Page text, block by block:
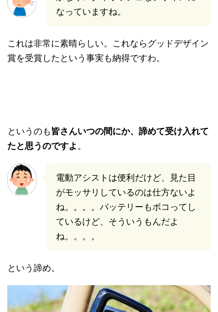
なっていますね。
これは非常に素晴らしい。これならグッドデザイン
賞を受賞したという事実も納得ですわ。
というのも皆さんいつの間にか、諦めて受け入れて
たと思うのですよ 。
電動アシストは便利だけど、見た目
がモッサリしているのは仕方ないよ
ね。。。。バッテリーもボコってし
ているけど、そういうもんだよ
ね。。。。
という諦め。